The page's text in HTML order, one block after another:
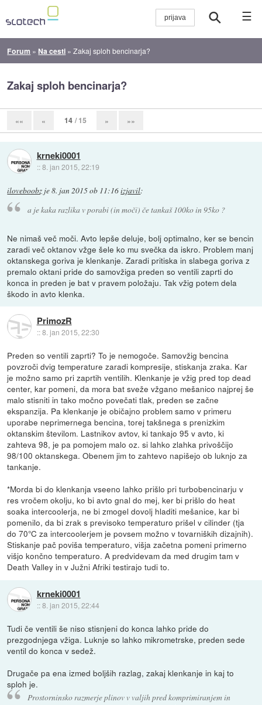
☰
Forum » Na cesti »Zakaj sploh bencinarja?
Zakaj sploh bencinarja?
«« « 14 / 15 » »»
krneki0001
::8. jan 2015, 22:19
iloveboobz je8. jan 2015 ob 11:16izjavil:
a je kaka razlika v porabi (in moči) če tankaš 100ko in 95ko ?
Ne nimaš več moči. Avto lepše deluje, bolj optimalno, ker se bencin
zaradi več oktanov vžge šele ko mu svečka da iskro. Problem manj
oktanskega goriva je klenkanje. Zaradi pritiska in slabega goriva z
premalo oktani pride do samovžiga preden so ventili zaprti do
konca in preden je bat v pravem položaju. Tak vžig potem dela
škodo in avto klenka.
PrimozR
::8. jan 2015, 22:30
Preden so ventili zaprti? To je nemogoče. Samovžig bencina
povzroči dvig temperature zaradi kompresije, stiskanja zraka. Kar
je možno samo pri zaprtih ventilih. Klenkanje je vžig pred top dead
center, kar pomeni, da mora bat sveže vžgano mešanico najprej še
malo stisniti in tako močno povečati tlak, preden se začne
ekspanzija. Pa klenkanje je običajno problem samo v primeru
uporabe neprimernega bencina, torej takšnega s prenizkim
oktanskim številom. Lastnikov avtov, ki tankajo 95 v avto, ki
zahteva 98, je pa pomojem malo oz. si lahko zlahka privoščijo
98/100 oktanskega. Obenem jim to zahtevo napišejo ob luknjo za
tankanje.
*Morda bi do klenkanja vseeno lahko prišlo pri turbobencinarju v
res vročem okolju, ko bi avto gnal do mej, ker bi prišlo do heat
soaka intercoolerja, ne bi zmogel dovolj hladiti mešanice, kar bi
pomenilo, da bi zrak s previsoko temperaturo prišel v cilinder (tja
do 70°C za intercoolerjem je povsem možno v tovarniških dizajnih).
Stiskanje pač poviša temperaturo, višja začetna pomeni primerno
višjo končno temperaturo. A predvidevam da med drugim tam v
Death Valley in v Južni Afriki testirajo tudi to.
krneki0001
::8. jan 2015, 22:44
Tudi če ventili še niso stisnjeni do konca lahko pride do
prezgodnjega vžiga. Luknje so lahko mikrometrske, preden sede
ventil do konca v sedež.
Drugače pa ena izmed boljših razlag, zakaj klenkanje in kaj to
sploh je.
Prostorninsko razmerje plinov v valjih pred komprimiranjem in